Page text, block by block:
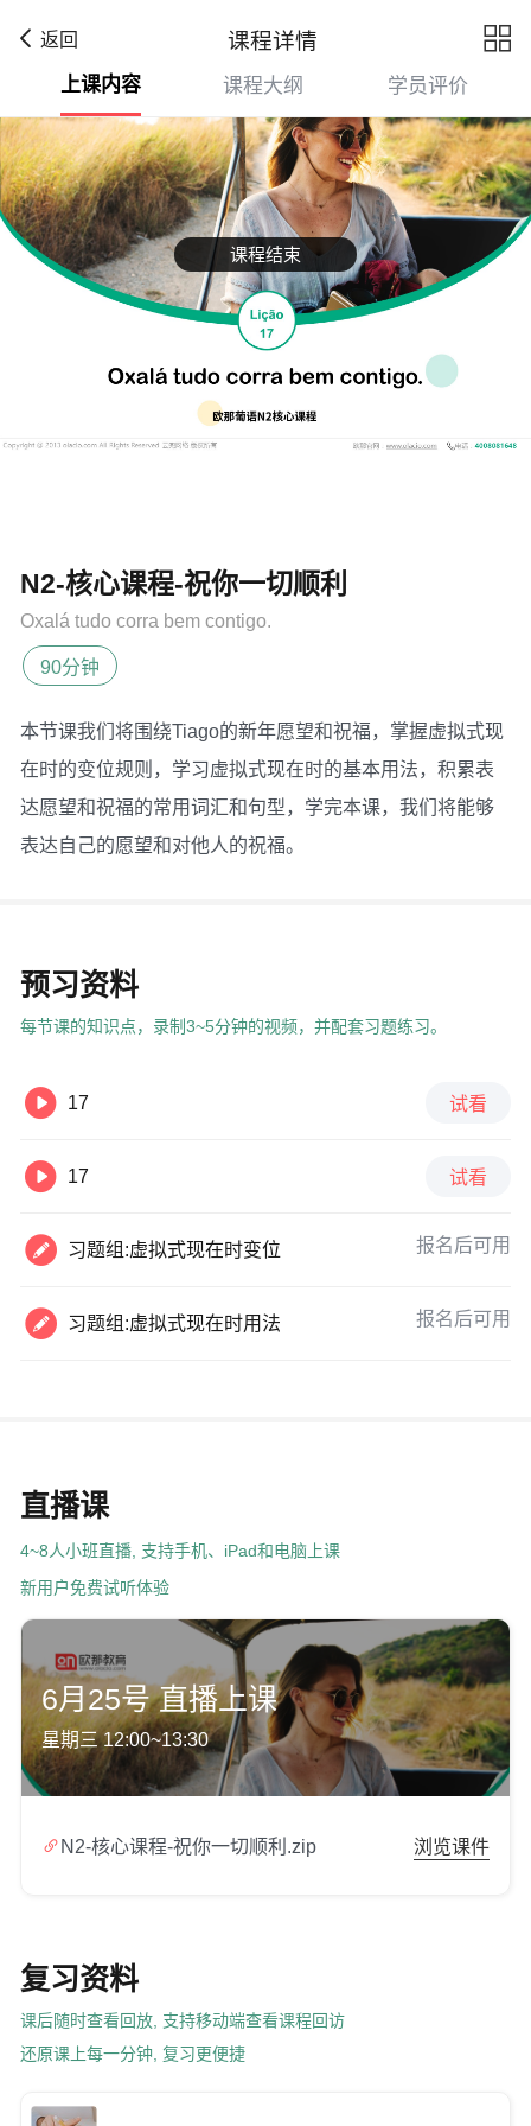
返回 课程详情 
课程结束
上课内容 课程大纲 学员评价
N2-核心课程-祝你一切顺利
Oxalá tudo corra bem contigo.
90分钟
本节课我们将围绕Tiago的新年愿望和祝福，掌握虚拟式现
在时的变位规则，学习虚拟式现在时的基本用法，积累表
达愿望和祝福的常用词汇和句型，学完本课，我们将能够
表达自己的愿望和对他人的祝福。
预习资料
每节课的知识点，录制3~5分钟的视频，并配套习题练习。
 17 试看
 17 试看
 习题组:虚拟式现在时变位 报名后可用
 习题组:虚拟式现在时用法 报名后可用
直播课
4~8人小班直播, 支持手机、iPad和电脑上课
新用户免费试听体验
6月25号 直播上课
星期三 12:00~13:30
 N2-核心课程-祝你一切顺利.zip 浏览课件
复习资料
课后随时查看回放, 支持移动端查看课程回访
还原课上每一分钟, 复习更便捷